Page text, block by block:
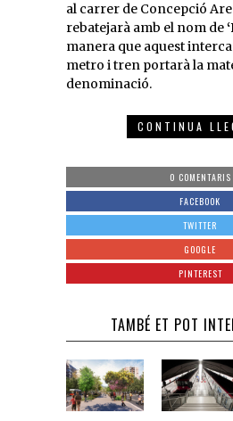
al carrer de Concepció
rebatejarà amb el nom de
manera que aquest
metro i tren portarà la
denominació.
CONTINUA
0 COMENTARIS
FACEBOOK
TWITTER
GOOGLE
PINTEREST
TAMBÉ ET POT